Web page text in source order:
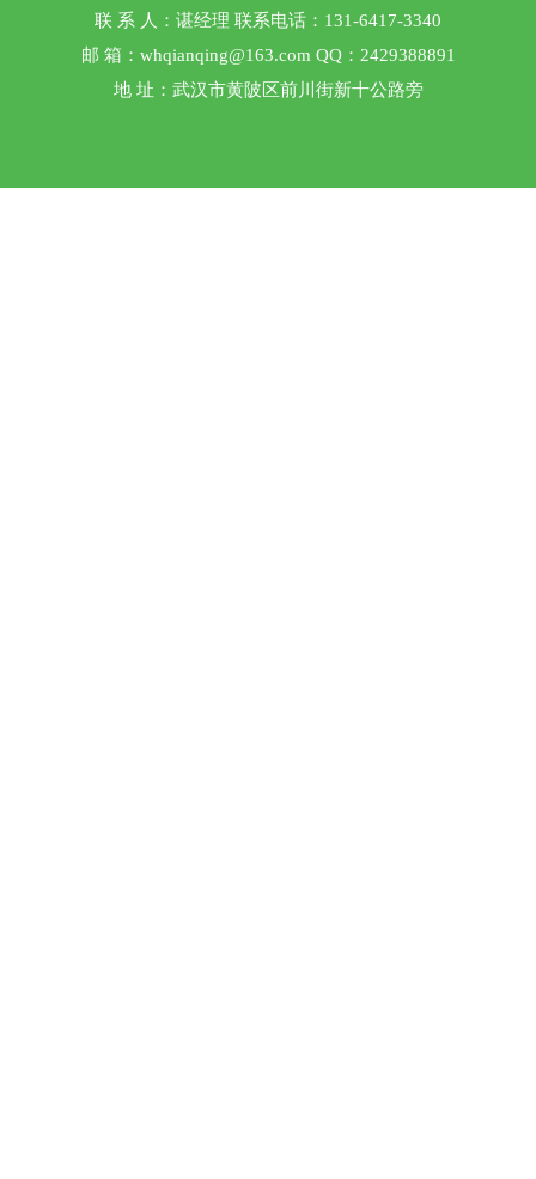
联 系 人：谌经理 联系电话：131-6417-3340
邮 箱：whqianqing@163.com QQ：2429388891
地 址：武汉市黄陂区前川街新十公路旁